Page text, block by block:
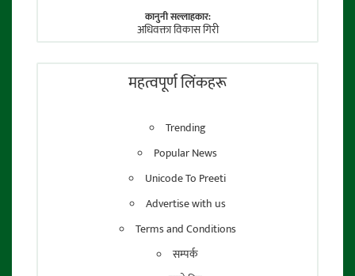
कानुनी सल्लाहकार:
अधिवक्ता विकास गिरी
तेजेन्द्र श्रेष्ठ
महत्वपूर्ण लिंकहरू
Trending
Popular News
Unicode To Preeti
Advertise with us
Terms and Conditions
सम्पर्क